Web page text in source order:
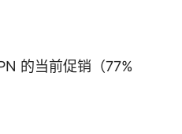
的当前促销（77%